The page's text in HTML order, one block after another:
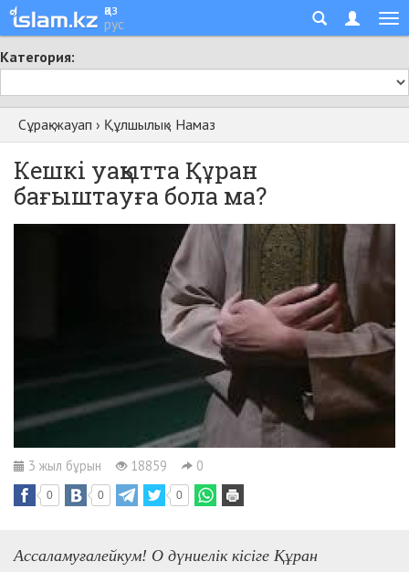
қаз
рус
Категория:
Сұрақ-жауап › Құлшылық› Намаз
Кешкі уақытта Құран
бағыштауға бола ма?
3 жыл бұрын 18859 0
0 0 0
Ассаламуғалейкум! О дүниелік кісіге Құран